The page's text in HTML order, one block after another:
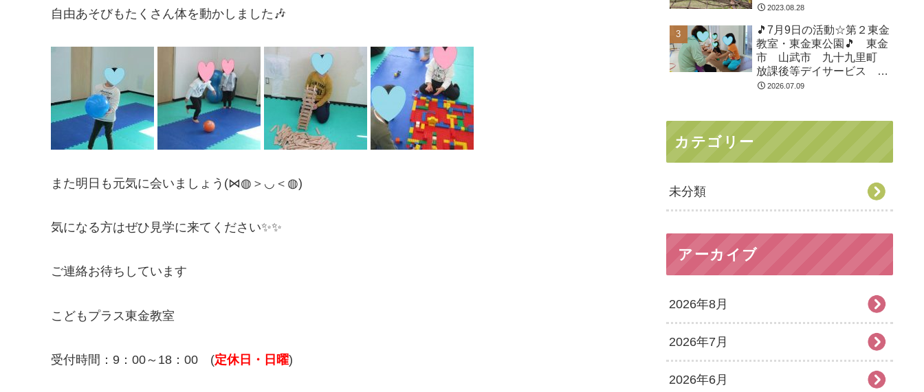
自由あそびもたくさん体を動かしました🎶
また明日も元気に会いましょう(⋈◍＞◡＜◍)
気になる方はぜひ見学に来てください✨✨
ご連絡お待ちしています
こどもプラス東金教室
受付時間：9：00～18：00 (定休日・日曜)
童発達支援 運動療育 教
2023.08.28
🎵7月9日の活動☆第２東金
教室・東金東公園🎵 東金
市 山武市 九十九里町
放課後等デイサービス 児
童発達支援 運動療育 教
2026.07.09
カテゴリー
未分類
アーカイブ
2026年8月
2026年7月
2026年6月